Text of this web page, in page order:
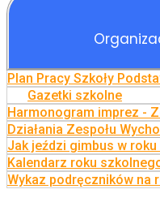
Plan Pracy Szkoły
Gazetki szkolne
Harmonogram imprez -
Działania Zespołu
Jak jeździ gimbus w
Kalendarz roku
Wykaz podręczników na